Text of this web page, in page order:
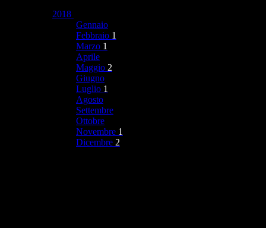
2018
Gennaio
Febbraio 1
Marzo 1
Aprile
Maggio 2
Giugno
Luglio 1
Agosto
Settembre
Ottobre
Novembre 1
Dicembre 2